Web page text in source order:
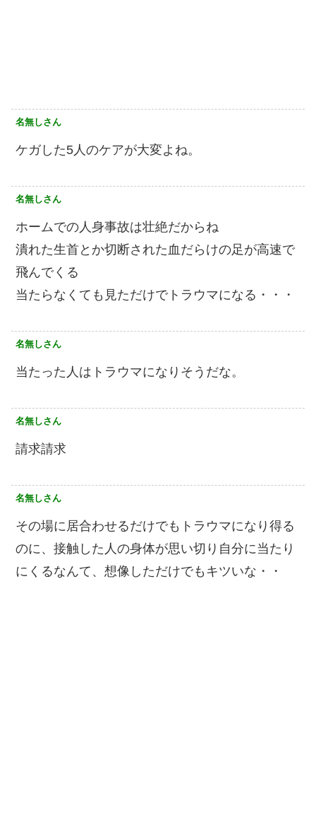
名無しさん
ケガした5人のケアが大変よね。
名無しさん
ホームでの人身事故は壮絶だからね
潰れた生首とか切断された血だらけの足が高速で
飛んでくる
当たらなくても見ただけでトラウマになる・・・
名無しさん
当たった人はトラウマになりそうだな。
名無しさん
請求請求
名無しさん
その場に居合わせるだけでもトラウマになり得る
のに、接触した人の身体が思い切り自分に当たり
にくるなんて、想像しただけでもキツいな・・